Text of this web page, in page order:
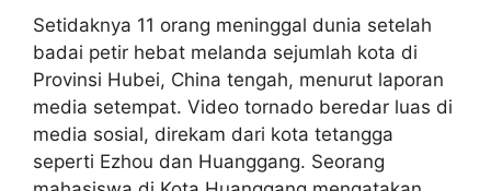
Setidaknya 11 orang meninggal dunia setelah
badai petir hebat melanda sejumlah kota di
Provinsi Hubei, China tengah, menurut laporan
media setempat. Video tornado beredar luas di
media sosial, direkam dari kota tetangga
seperti Ezhou dan Huanggang. Seorang